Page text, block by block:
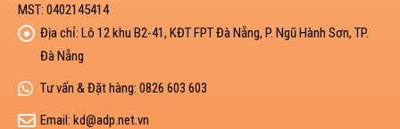
MST: 0402145414
Địa chỉ: Lô 12 khu B2-41, KĐT FPT Đà Nẵng, P. Ngũ Hành Sơn, TP.
Đà Nẵng
Tư vấn & Đặt hàng: 0826 603 603
Email: kd@adp.net.vn